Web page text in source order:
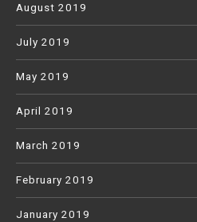
August 2019
July 2019
May 2019
April 2019
March 2019
February 2019
January 2019